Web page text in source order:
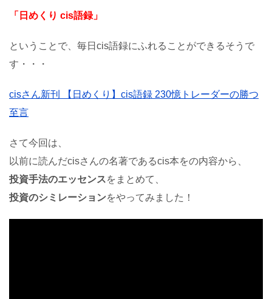
「日めくり cis語録」
ということで、毎日cis語録にふれることができるそうで
す・・・
cisさん新刊 【日めくり】cis語録 230憶トレーダーの勝つ
至言
さて今回は、
以前に読んだcisさんの名著であるcis本をの内容から、
投資手法のエッセンスをまとめて、
投資のシミレーションをやってみました！